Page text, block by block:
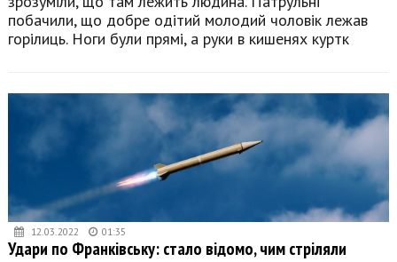
побачили, що добре одітий молодий чоловік лежав
горілиць. Ноги були прямі, а руки в кишенях куртк
12.03.2022 01:35
Удари по Франківську: стало відомо, чим стріляли